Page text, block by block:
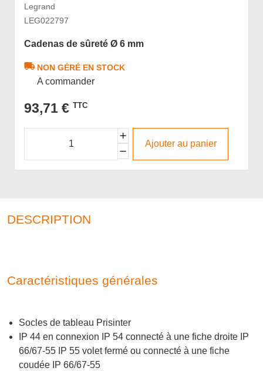
Legrand
LEG022797
Cadenas de sûreté Ø 6 mm
NON GÉRÉ EN STOCK
A commander
93,71 € TTC
Ajouter au panier
DESCRIPTION
Caractéristiques générales
Socles de tableau Prisinter
IP 44 en connexion IP 54 connecté à une fiche droite IP
66/67-55 IP 55 volet fermé ou connecté à une fiche
coudée IP 66/67-55